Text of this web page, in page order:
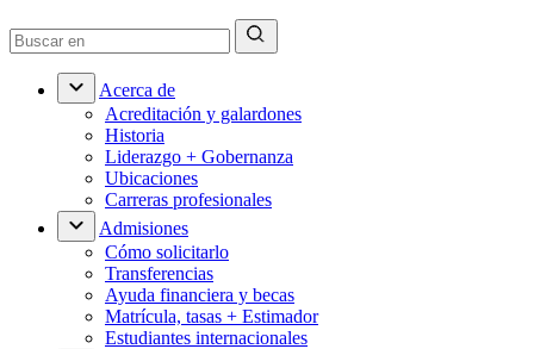
Acerca de
Acreditación y galardones
Historia
Liderazgo + Gobernanza
Ubicaciones
Carreras profesionales
Admisiones
Cómo solicitarlo
Transferencias
Ayuda financiera y becas
Matrícula, tasas + Estimador
Estudiantes internacionales